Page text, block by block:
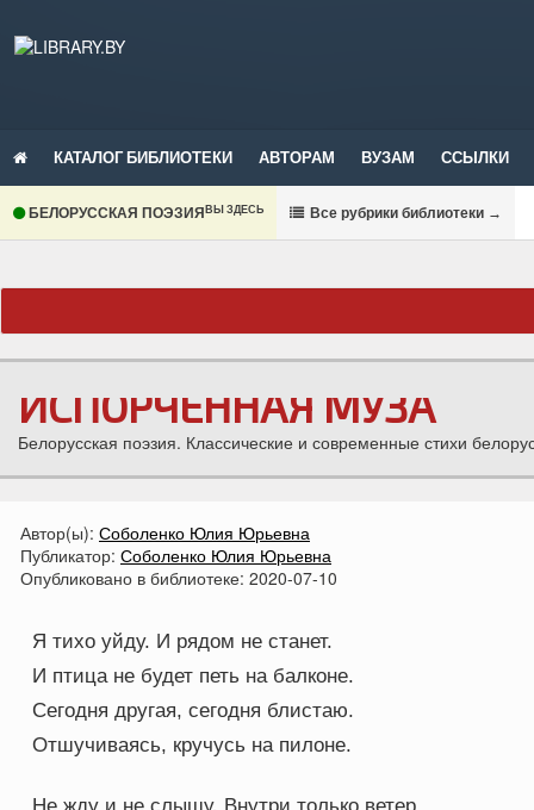
КАТАЛОГ БИБЛИОТЕКИ АВТОРАМ ВУЗАМ ССЫЛКИ
БЕЛОРУССКАЯ ПОЭЗИЯВЫ ЗДЕСЬ Все рубрики библиотеки →
ИСПОРЧЕННАЯ МУЗА
Белорусская поэзия. Классические и современные стихи
Автор(ы): Соболенко Юлия Юрьевна
Публикатор: Соболенко Юлия Юрьевна
Опубликовано в библиотеке: 2020-07-10
Я тихо уйду. И рядом не станет.
И птица не будет петь на балконе.
Сегодня другая, сегодня блистаю.
Отшучиваясь, кручусь на пилоне.